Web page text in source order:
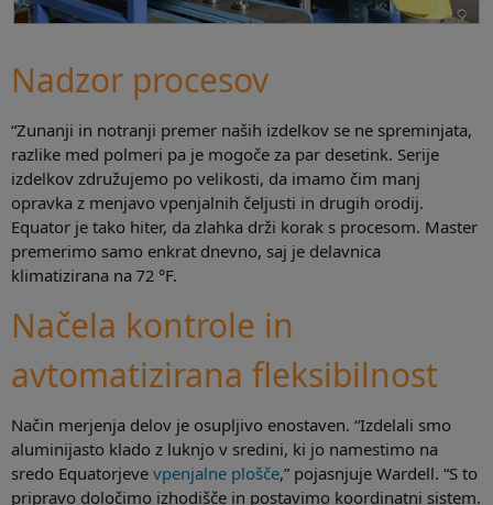
Nadzor procesov
“Zunanji in notranji premer naših izdelkov se ne spreminjata,
razlike med polmeri pa je mogoče za par desetink. Serije
izdelkov združujemo po velikosti, da imamo čim manj
opravka z menjavo vpenjalnih čeljusti in drugih orodij.
Equator je tako hiter, da zlahka drži korak s procesom. Master
premerimo samo enkrat dnevno, saj je delavnica
klimatizirana na 72 °F.
Načela kontrole in
avtomatizirana fleksibilnost
Način merjenja delov je osupljivo enostaven. “Izdelali smo
aluminijasto klado z luknjo v sredini, ki jo namestimo na
sredo Equatorjeve vpenjalne plošče,” pojasnjuje Wardell. “S to
pripravo določimo izhodišče in postavimo koordinatni sistem.